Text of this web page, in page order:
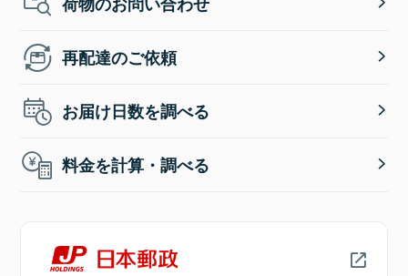
再配達のご依頼
お届け日数を調べる
料金を計算・調べる